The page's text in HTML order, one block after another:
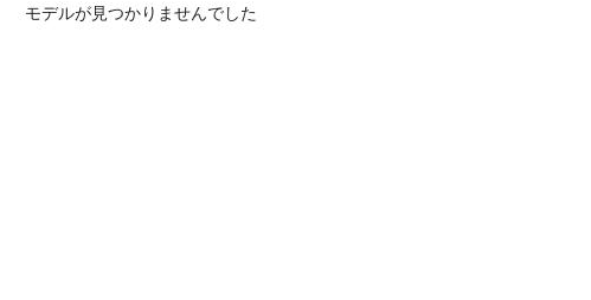
モデルが見つかりませんでした